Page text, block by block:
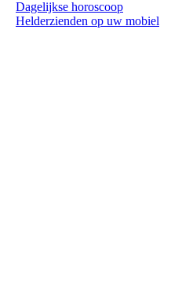
Dagelijkse horoscoop
Helderzienden op uw mobiel